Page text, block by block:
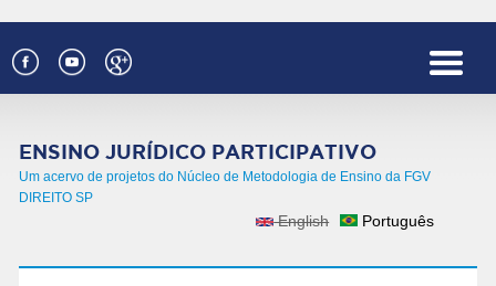
ENSINO JURÍDICO PARTICIPATIVO
Um acervo de projetos do Núcleo de Metodologia de Ensino da FGV
DIREITO SP
IDIOMAS
English Português